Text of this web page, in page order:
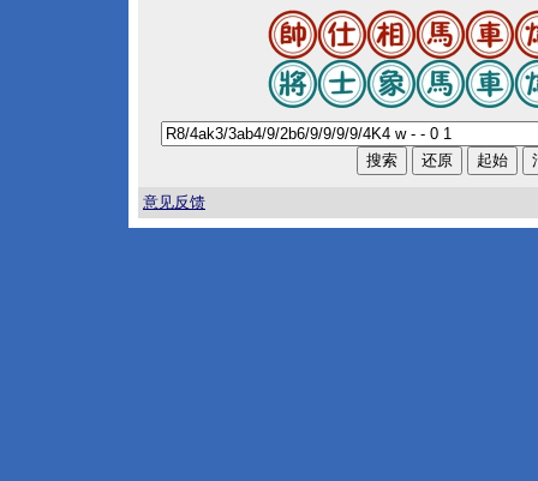
意见反馈